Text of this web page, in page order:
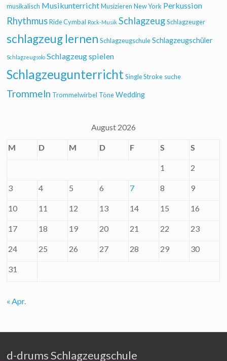
musikalisch Musikunterricht Musizieren New York Perkussion
Rhythmus Ride Cymbal Rock-Musik Schlagzeug Schlagzeuger
schlagzeug lernen Schlagzeugschule Schlagzeugschüler
Schlagzeugsolo Schlagzeug spielen
Schlagzeugunterricht Single Stroke suche
Trommeln Trommelwirbel Töne Wedding
August 2026
M D M D F S S
1 2
3 4 5 6 7 8 9
10 11 12 13 14 15 16
17 18 19 20 21 22 23
24 25 26 27 28 29 30
31
« Apr.
d-drums Schlagzeugschule